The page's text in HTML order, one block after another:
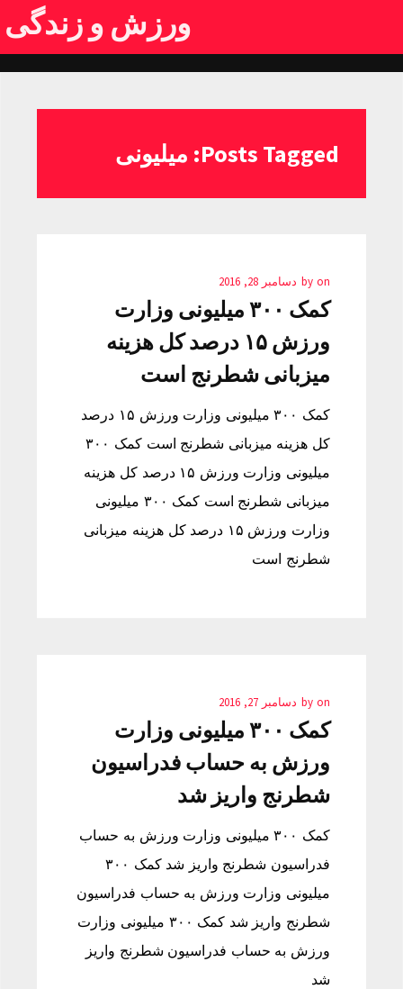
ورزش و زندگی
Posts Tagged: میلیونی
by on دسامبر 28, 2016
کمک ۳۰۰ میلیونی وزارت
ورزش ۱۵ درصد کل هزینه
میزبانی شطرنج است
کمک ۳۰۰ میلیونی وزارت ورزش ۱۵ درصد
کل هزینه میزبانی شطرنج است کمک ۳۰۰
میلیونی وزارت ورزش ۱۵ درصد کل هزینه
میزبانی شطرنج است کمک ۳۰۰ میلیونی
وزارت ورزش ۱۵ درصد کل هزینه میزبانی
شطرنج است
by on دسامبر 27, 2016
کمک ۳۰۰ میلیونی وزارت
ورزش به حساب فدراسیون
شطرنج واریز شد
کمک ۳۰۰ میلیونی وزارت ورزش به حساب
فدراسیون شطرنج واریز شد کمک ۳۰۰
میلیونی وزارت ورزش به حساب فدراسیون
شطرنج واریز شد کمک ۳۰۰ میلیونی وزارت
ورزش به حساب فدراسیون شطرنج واریز
شد